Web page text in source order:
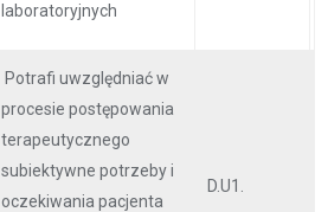
laboratoryjnych
Potrafi uwzględniać w
procesie postępowania
terapeutycznego
subiektywne potrzeby i
oczekiwania pacjenta
D.U1.